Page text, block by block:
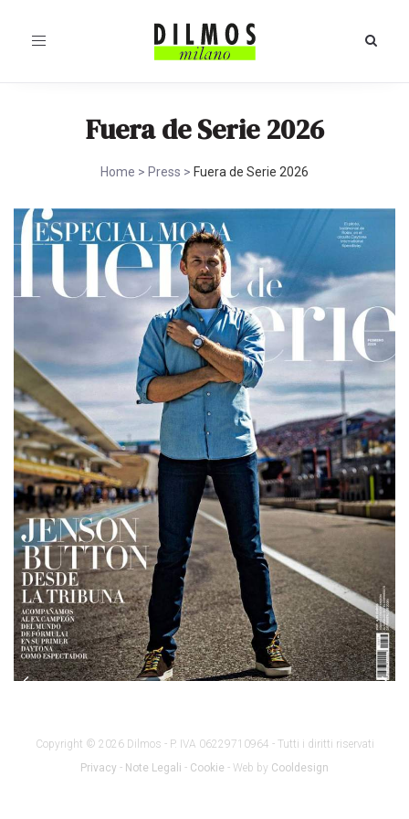
Toggle
Fuera de Serie 2026
Home > Press > Fuera de Serie 2026
Copyright © 2026 Dilmos - P. IVA 06229710964 - Tutti i diritti riservati
Privacy - Note Legali - Cookie - Web by Cooldesign